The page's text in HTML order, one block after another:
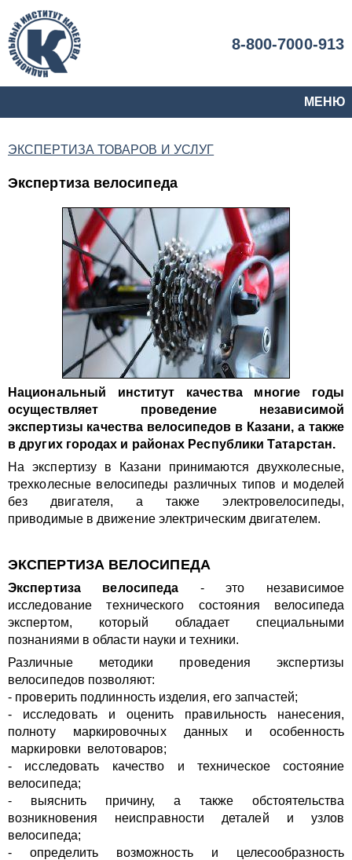
8-800-7000-913
МЕНЮ
ЭКСПЕРТИЗА ТОВАРОВ И УСЛУГ
Экспертиза велосипеда
Национальный институт качества многие годы
осуществляет проведение независимой
экспертизы качества велосипедов в Казани, а также
в других городах и районах Республики Татарстан.
На экспертизу в Казани принимаются двухколесные,
трехколесные велосипеды различных типов и моделей
без двигателя, а также электровелосипеды,
приводимые в движение электрическим двигателем.
ЭКСПЕРТИЗА ВЕЛОСИПЕДА
Экспертиза велосипеда - это независимое
исследование технического состояния велосипеда
экспертом, который обладает специальными
познаниями в области науки и техники.
Различные методики проведения экспертизы
велосипедов позволяют:
- проверить подлинность изделия, его запчастей;
- исследовать и оценить правильность нанесения,
полноту маркировочных данных и особенность
маркировки велотоваров;
- исследовать качество и техническое состояние
велосипеда;
- выяснить причину, а также обстоятельства
возникновения неисправности деталей и узлов
велосипеда;
- определить возможность и целесообразность